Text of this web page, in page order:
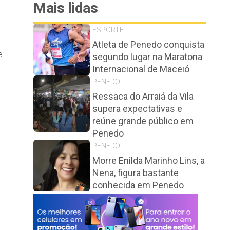
Mais lidas
ESPORTE
Atleta de Penedo conquista
segundo lugar na Maratona
Internacional de Maceió
PENEDO
Ressaca do Arraiá da Vila
supera expectativas e
reúne grande público em
Penedo
PENEDO
Morre Enilda Marinho Lins, a
Nena, figura bastante
conhecida em Penedo